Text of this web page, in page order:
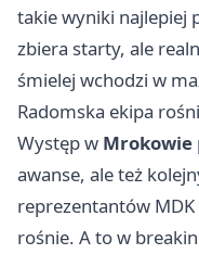
takie wyniki najlepiej
zbiera starty, ale
śmielej wchodzi w
Radomska ekipa
Występ w Mrokowie
awanse, ale też
reprezentantów
rośnie. A to w